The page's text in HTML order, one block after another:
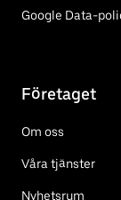
Google Data-
Företaget
Om oss
Våra tjänster
Nyhetsrum